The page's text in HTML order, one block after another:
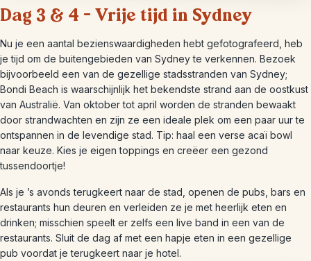
Dag 3 & 4 – Vrije tijd in Sydney
Nu je een aantal bezienswaardigheden hebt gefotografeerd, heb
je tijd om de buitengebieden van Sydney te verkennen. Bezoek
bijvoorbeeld een van de gezellige stadsstranden van Sydney;
Bondi Beach is waarschijnlijk het bekendste strand aan de oostkust
van Australië. Van oktober tot april worden de stranden bewaakt
door strandwachten en zijn ze een ideale plek om een ​​paar uur te
ontspannen in de levendige stad. Tip: haal een verse acaï bowl
naar keuze. Kies je eigen toppings en creëer een gezond
tussendoortje!
Als je ’s avonds terugkeert naar de stad, openen de pubs, bars en
restaurants hun deuren en verleiden ze je met heerlijk eten en
drinken; misschien speelt er zelfs een live band in een van de
restaurants. Sluit de dag af met een hapje eten in een gezellige
pub voordat je terugkeert naar je hotel.